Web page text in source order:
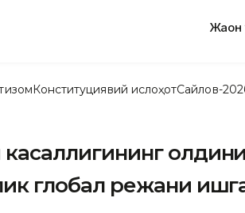
Жаҳон
Конституциявий ислоҳотСайлов-
глобал режани